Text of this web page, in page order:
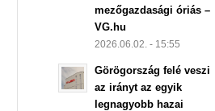
mezőgazdasági óriás –
VG.hu
2026.06.02. - 15:55
Görögország felé veszi
az irányt az egyik
legnagyobb hazai